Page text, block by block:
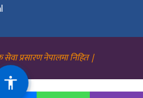
सेवा प्रसारण नेपालमा निहित |